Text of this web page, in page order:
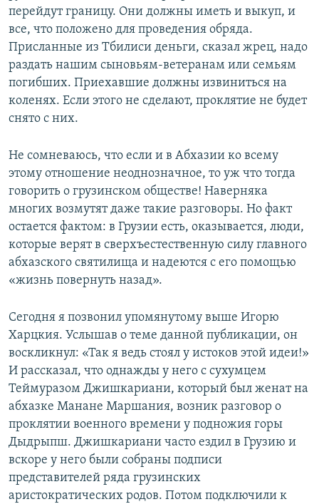
перейдут границу. Они должны иметь и выкуп, и
все, что положено для проведения обряда.
Присланные из Тбилиси деньги, сказал жрец, надо
раздать нашим сыновьям-ветеранам или семьям
погибших. Приехавшие должны извиниться на
коленях. Если этого не сделают, проклятие не будет
снято с них.
Не сомневаюсь, что если и в Абхазии ко всему
этому отношение неоднозначное, то уж что тогда
говорить о грузинском обществе! Наверняка
многих возмутят даже такие разговоры. Но факт
остается фактом: в Грузии есть, оказывается, люди,
которые верят в сверхъестественную силу главного
абхазского святилища и надеются с его помощью
«жизнь повернуть назад».
Сегодня я позвонил упомянутому выше Игорю
Харцкия. Услышав о теме данной публикации, он
воскликнул: «Так я ведь стоял у истоков этой идеи!»
И рассказал, что однажды у него с сухумцем
Теймуразом Джишкариани, который был женат на
абхазке Манане Маршания, возник разговор о
проклятии военного времени у подножия горы
Дыдрыпш. Джишкариани часто ездил в Грузию и
вскоре у него были собраны подписи
представителей ряда грузинских
аристократических родов. Потом подключили к